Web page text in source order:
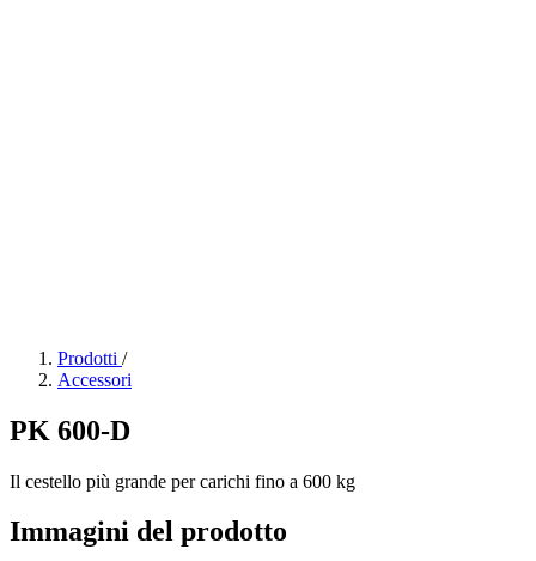
Prodotti /
Accessori
PK 600-D
Il cestello più grande per carichi fino a 600 kg
Immagini del prodotto